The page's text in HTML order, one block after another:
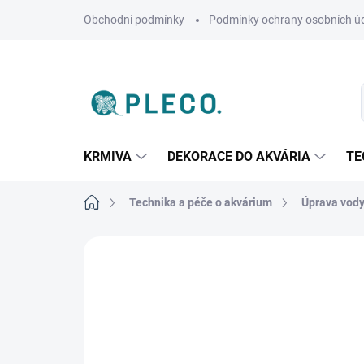
Obchodní podmínky Podmínky ochrany osobních
KRMIVA DEKORACE DO AKVÁRIA
Domů Technika a péče o akvárium Úprava